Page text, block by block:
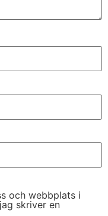
och webbplats i
skriver en